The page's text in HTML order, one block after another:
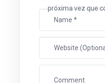
próxima vez que